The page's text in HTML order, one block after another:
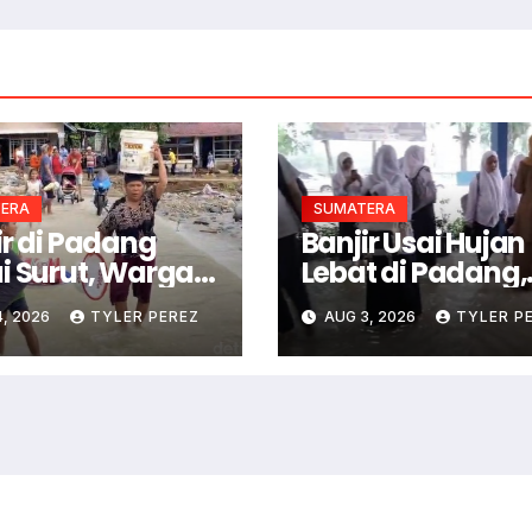
di Padang
Surut, Warga
Tetap Siaga
Potensi
2026 TYLER PEREZ
SUMATERA
Banjir Usai Hujan
Lebat di Padang,
Siswa Terjebak
Sekolah
AUG 3, 2026 TYLER